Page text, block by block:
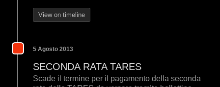
View on timeline
5 Agosto 2013
SECONDA RATA TARES
Scade il termine per il pagamento della seconda